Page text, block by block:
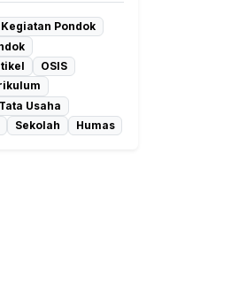
Kegiatan Pondok
OSIS
Usaha
Sekolah Humas